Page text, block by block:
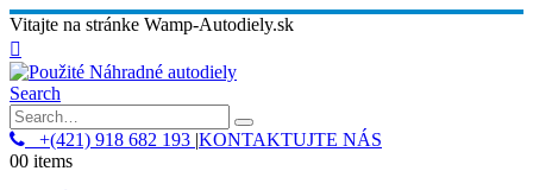
Vitajte na stránke Wamp-Autodiely.sk
Search
+(421) 918 682 193 |KONTAKTUJTE NÁS
00 items